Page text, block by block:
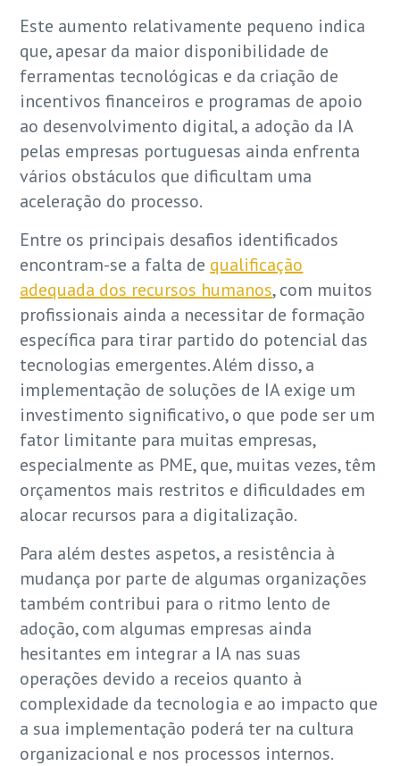
Este aumento relativamente pequeno indica
que, apesar da maior disponibilidade de
ferramentas tecnológicas e da criação de
incentivos financeiros e programas de apoio
ao desenvolvimento digital, a adoção da IA
pelas empresas portuguesas ainda enfrenta
vários obstáculos que dificultam uma
aceleração do processo.
Entre os principais desafios identificados
encontram-se a falta de qualificação
adequada dos recursos humanos, com muitos
profissionais ainda a necessitar de formação
específica para tirar partido do potencial das
tecnologias emergentes. Além disso, a
implementação de soluções de IA exige um
investimento significativo, o que pode ser um
fator limitante para muitas empresas,
especialmente as PME, que, muitas vezes, têm
orçamentos mais restritos e dificuldades em
alocar recursos para a digitalização.
Para além destes aspetos, a resistência à
mudança por parte de algumas organizações
também contribui para o ritmo lento de
adoção, com algumas empresas ainda
hesitantes em integrar a IA nas suas
operações devido a receios quanto à
complexidade da tecnologia e ao impacto que
a sua implementação poderá ter na cultura
organizacional e nos processos internos.